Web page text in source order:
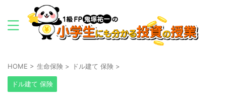
HOME > 生命保険 > ドル建て 保険 >
ドル建て 保険